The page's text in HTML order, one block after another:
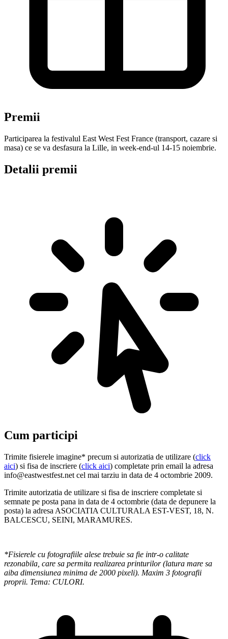
Premii
Participarea la festivalul East West Fest France (transport, cazare si
masa) ce se va desfasura la Lille, in week-end-ul 14-15 noiembrie.
Detalii premii
Cum participi
Trimite fisierele imagine* precum si autorizatia de utilizare (click
aici) si fisa de inscriere (click aici) completate prin email la adresa
info@eastwestfest.net cel mai tarziu in data de 4 octombrie 2009.
Trimite autorizatia de utilizare si fisa de inscriere completate si
semnate pe posta pana in data de 4 octombrie (data de depunere la
posta) la adresa ASOCIATIA CULTURALA EST-VEST, 18, N.
BALCESCU, SEINI, MARAMURES.
*Fisierele cu fotografiile alese trebuie sa fie intr-o calitate
rezonabila, care sa permita realizarea printurilor (latura mare sa
aiba dimensiunea minima de 2000 pixeli). Maxim 3 fotografii
proprii. Tema: CULORI.